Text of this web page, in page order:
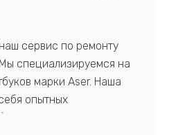
сервис по ремонту
специализируемся на
марки Aser. Наша
опытных
знаниями и